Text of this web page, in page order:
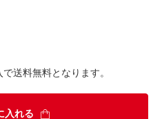
送料無料となります。
入れる